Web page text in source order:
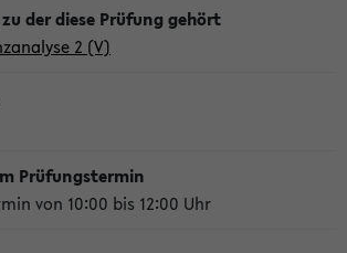
2 (V)
von 10:00 bis 12:00 Uhr